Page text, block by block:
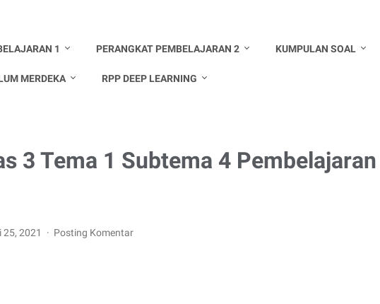
1 PERANGKAT PEMBELAJARAN 2 KUMPULAN SOAL
MERDEKA RPP DEEP LEARNING
3 Tema 1 Subtema 4 Pembelajaran
25, 2021 Posting Komentar